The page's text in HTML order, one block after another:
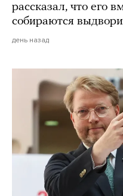
рассказал, что его
собираются
день назад